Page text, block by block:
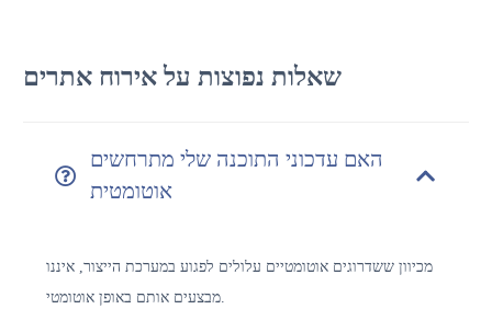
שאלות נפוצות על אירוח אתרים
האם עדכוני התוכנה שלי מתרחשים
אוטומטית
מכיוון ששדרוגים אוטומטיים עלולים לפגוע במערכת הייצור, איננו